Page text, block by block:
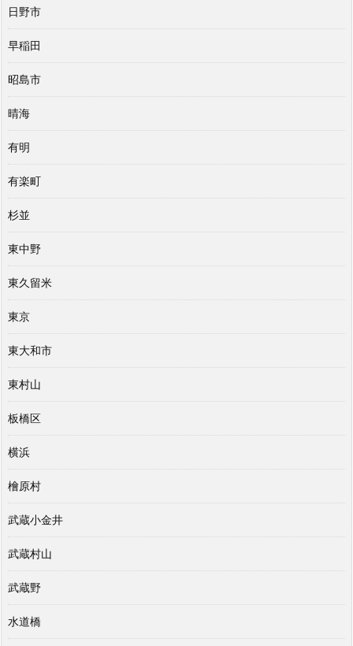
日野市
早稲田
昭島市
晴海
有明
有楽町
杉並
東中野
東久留米
東京
東大和市
東村山
板橋区
横浜
檜原村
武蔵小金井
武蔵村山
武蔵野
水道橋